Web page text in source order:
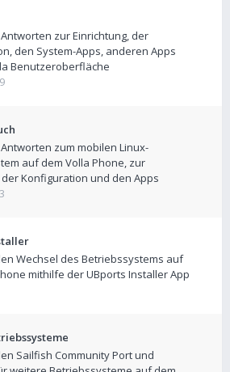
zur Einrichtung, der
den System-Apps, anderen Apps
Benutzeroberfläche
zum mobilen Linux-
auf dem Volla Phone, zur
der Konfiguration und den Apps
Wechsel des Betriebssystems auf
mithilfe der UBports Installer App
Sailfish Community Port und